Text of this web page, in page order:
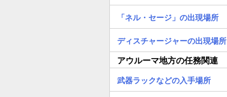
「ネル・セージ」の出現場所
ディスチャージャーの出現場所
アウルーマ地方の任務関連
武器ラックなどの入手場所